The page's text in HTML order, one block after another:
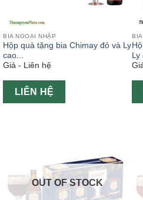
BIA NGOẠI NHẬP
Hộp quà tặng bia Chimay đỏ và Ly
cao...
Giá - Liên hệ
LIÊN HỆ
Ly
OUT OF STOCK